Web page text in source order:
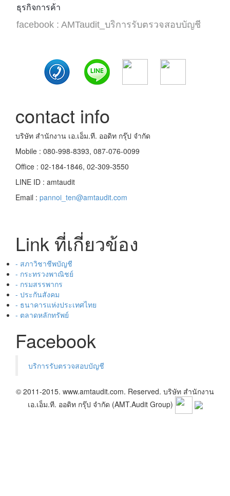
ธุรกิจการค้า
facebook : AMTaudit_บริการรับตรวจสอบบัญชี
contact info
บริษัท สำนักงาน เอ.เอ็ม.ที. ออดิท กรุ๊ป จำกัด
Mobile : 080-998-8393, 087-076-0099
Office : 02-184-1846, 02-309-3550
LINE ID : amtaudit
Email : pannoi_ten@amtaudit.com
Link ที่เกี่ยวข้อง
- สภาวิชาชีพบัญชี
- กระทรวงพาณิชย์
- กรมสรรพากร
- ประกันสังคม
- ธนาคารแห่งประเทศไทย
- ตลาดหลักทรัพย์
Facebook
บริการรับตรวจสอบบัญชี
© 2011-2015. www.amtaudit.com. Reserved. บริษัท สำนักงาน
เอ.เอ็ม.ที. ออดิท กรุ๊ป จำกัด (AMT.Audit Group)